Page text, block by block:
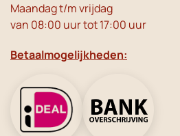
Maandag t/m vrijdag
van 08:00 uur tot 17:00 uur
Betaalmogelijkheden: